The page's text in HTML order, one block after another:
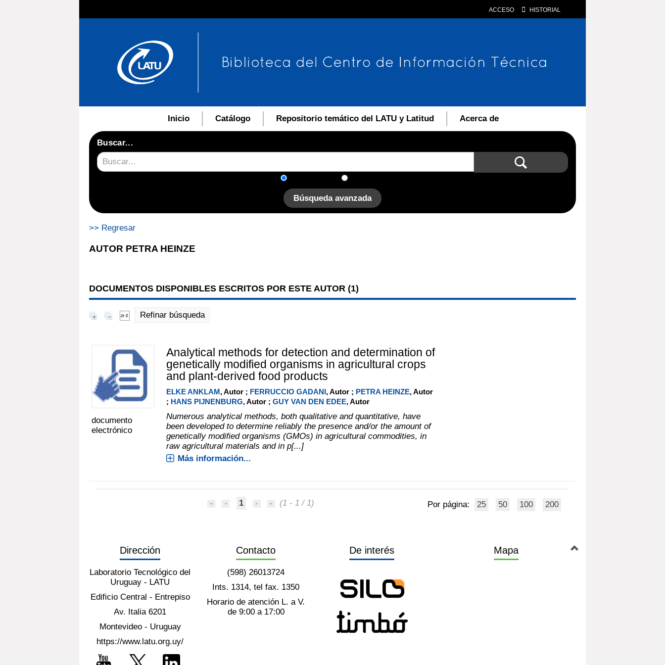
ACCESO HISTORIAL
Inicio Catálogo Repositorio temático del LATU y Latitud Acerca de
Buscar...
Búsqueda avanzada
>> Regresar
AUTOR PETRA HEINZE
DOCUMENTOS DISPONIBLES ESCRITOS POR ESTE AUTOR (1)
Refinar búsqueda
documento
electrónico
Analytical methods for detection and determination of
genetically modified organisms in agricultural crops
and plant-derived food products
ELKE ANKLAM, Autor ; FERRUCCIO GADANI, Autor ; PETRA HEINZE, Autor
; HANS PIJNENBURG, Autor ; GUY VAN DEN EDEE, Autor
Numerous analytical methods, both qualitative and quantitative, have
been developed to determine reliably the presence and/or the amount of
genetically modified organisms (GMOs) in agricultural commodities, in
raw agricultural materials and in p[...]
Más información...
1 (1 - 1 / 1) Por página: 25 50 100 200
Dirección
Laboratorio Tecnológico del
Uruguay - LATU
Edificio Central - Entrepiso
Av. Italia 6201
Montevideo - Uruguay
https://www.latu.org.uy/
Contacto
(598) 26013724
Ints. 1314, tel fax. 1350
Horario de atención L. a V.
de 9:00 a 17:00
De interés Mapa